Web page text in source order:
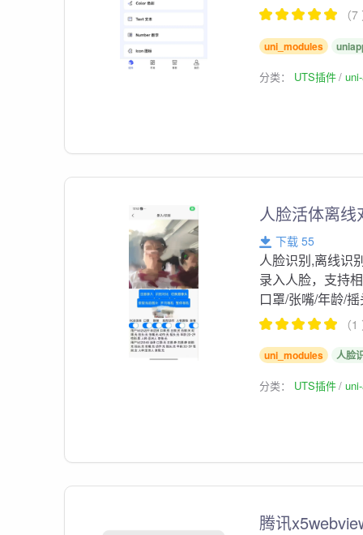
（
uni_modules
分类： UTS插件
人脸活体离
下载 55
人脸识别,离线识
录入人脸，支持
口罩/张嘴/年龄/
（
uni_modules 人脸
分类： UTS插件
腾讯